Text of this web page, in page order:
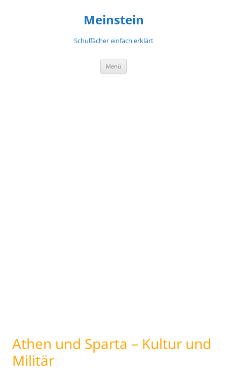
Meinstein
Schulfächer einfach erklärt
Menü
Athen und Sparta – Kultur und
Militär